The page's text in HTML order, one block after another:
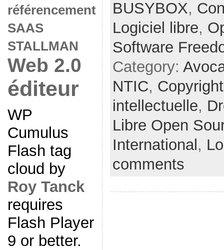
référencement
SAAS
STALLMAN
Web 2.0
éditeur
WP
Cumulus
Flash tag
cloud by
Roy Tanck
requires
Flash Player
9 or better.
BUSYBOX,
Logiciel libre,
Software
Category:
NTIC, Copyright
intellectuelle,
Libre Open
International ,
comments